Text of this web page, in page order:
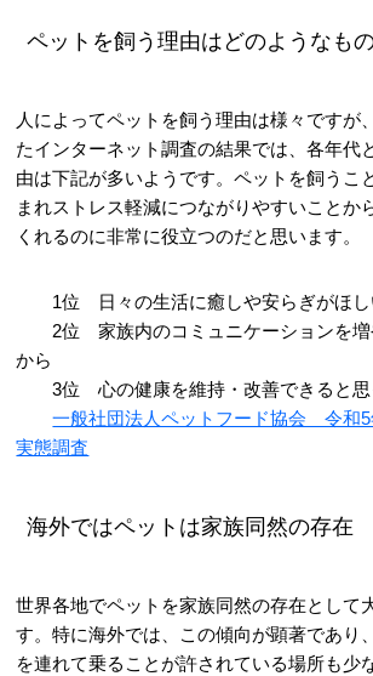
ペットを飼う理由はどのようなも
人によってペットを飼う理由は様々ですが
たインターネット調査の結果では、各年代
由は下記が多いようです。ペットを飼うこ
まれストレス軽減につながりやすいことか
くれるのに非常に役立つのだと思います。
1位 日々の生活に癒しや安らぎがほし
2位 家族内のコミュニケーションを増
から
3位 心の健康を維持・改善できると思
一般社団法人ペットフード協会 令和
実態調査
海外ではペットは家族同然の存在
世界各地でペットを家族同然の存在として
す。特に海外では、この傾向が顕著であり
を連れて乗ることが許されている場所も少